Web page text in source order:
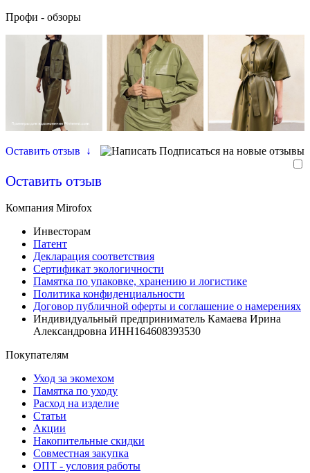
Профи - обзоры
Подписаться на новые отзывы
Оставить отзыв ↓
Оставить отзыв
Компания Mirofox
Инвесторам
Патент
Декларация соответствия
Сертификат экологичности
Памятка по упаковке, хранению и логистике
Политика конфиденциальности
Договор публичной оферты и соглашение о намерениях
Индивидуальный предприниматель Камаева Ирина
Александровна ИНН164608393530
Покупателям
Уход за экомехом
Памятка по уходу
Расход на изделие
Статьи
Акции
Накопительные скидки
Совместная закупка
ОПТ - условия работы